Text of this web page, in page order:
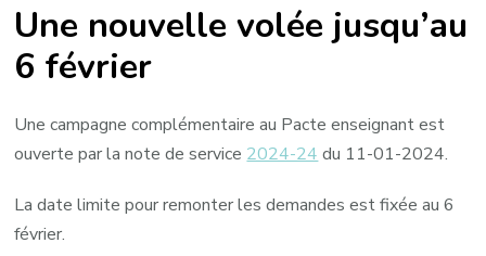
Une nouvelle volée jusqu’au
6 février
Une campagne complémentaire au Pacte enseignant est
ouverte par la note de service 2024-24 du 11-01-2024.
La date limite pour remonter les demandes est fixée au 6
février.